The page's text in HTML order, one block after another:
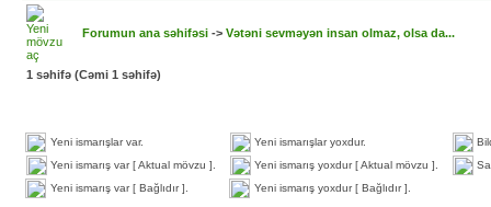
Forumun ana səhifəsi -> Vətəni sevməyən insan olmaz, olsa da...
1 səhifə (Cəmi 1 səhifə)
Yeni ismarışlar var. Yeni ismarışlar yoxdur.
Yeni ismarış var [ Aktual mövzu ].
Yeni ismarış yoxdur [ Aktual mövzu ].
Yeni ismarış var [ Bağlıdır ].
Yeni ismarış yoxdur [ Bağlıdır ].